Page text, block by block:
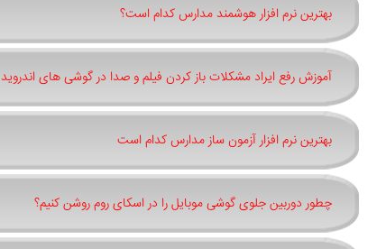
بهترین نرم افزار هوشمند مدارس کدام است؟
آموزش رفع ایراد مشکلات باز کردن فیلم و صدا در گوشی های اندروید
بهترین نرم افزار آزمون ساز مدارس کدام است
چطور دوربین جلوی گوشی موبایل را در اسکای روم روشن کنیم؟